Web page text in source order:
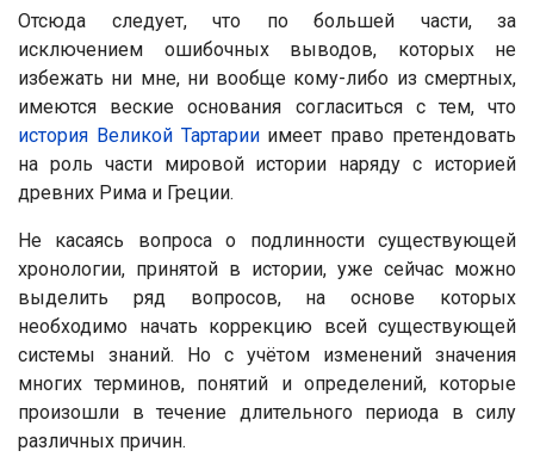
Отсюда следует, что по большей части, за
исключением ошибочных выводов, которых не
избежать ни мне, ни вообще кому-либо из смертных,
имеются веские основания согласиться с тем, что
история Великой Тартарииимеет право претендовать
на роль части мировой истории наряду с историей
древних Рима и Греции.
Не касаясь вопроса о подлинности существующей
хронологии, принятой в истории, уже сейчас можно
выделить ряд вопросов, на основе которых
необходимо начать коррекцию всей существующей
системы знаний. Но с учётом изменений значения
многих терминов, понятий и определений, которые
произошли в течение длительного периода в силу
различных причин.